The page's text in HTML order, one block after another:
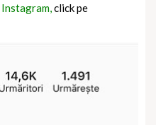
Instagram,click pe